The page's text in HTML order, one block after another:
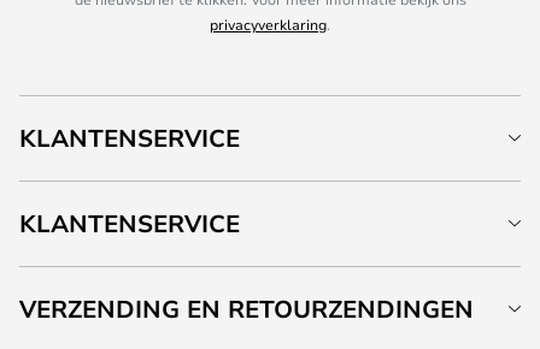
privacyverklaring.
KLANTENSERVICE
KLANTENSERVICE
VERZENDING EN RETOURZENDINGEN